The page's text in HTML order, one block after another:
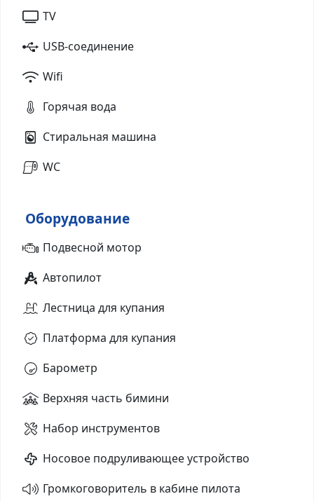
TV
USB-соединение
Wifi
Горячая вода
Стиральная машина
WC
Оборудование
Подвесной мотор
Автопилот
Лестница для купания
Платформа для купания
Барометр
Верхняя часть бимини
Набор инструментов
Носовое подруливающее устройство
Громкоговоритель в кабине пилота